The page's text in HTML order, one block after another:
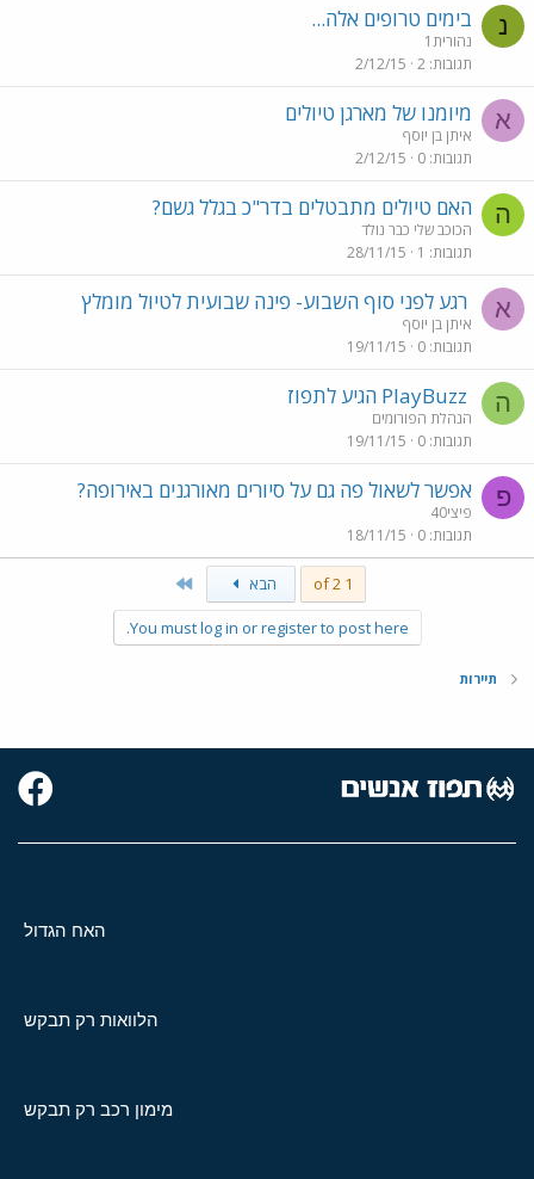
נ בימים טרופים אלה...
נהורית1
תגובות 2
2/12/15
א מיומנו של מארגן טיולים
איתן בן יוסף
תגובות 0
2/12/15
ה האם טיולים מתבטלים בדר"כ בגלל גשם?
הכוכב שלי כבר נולד
תגובות 1
28/11/15
א רגע לפני סוף השבוע- פינה שבועית לטיול מומלץ
איתן בן יוסף
תגובות 0
19/11/15
ה
הנהלת הפורומים
תגובות 0
19/11/15
פ אפשר לשאול פה גם על סיורים מאורגנים באירופה?
פיצי40
תגובות 0
18/11/15
1 of 2 הבא
You must log in or register to post here.
תיירות
האח הגדול
הלוואות רק תבקש
מימון רכב רק תבקש